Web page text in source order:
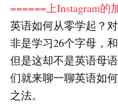
======上Instagram
英语如何从零学起？
非是学习26个字母，
但是这却不是英语母
们就来聊一聊英语如
之法。